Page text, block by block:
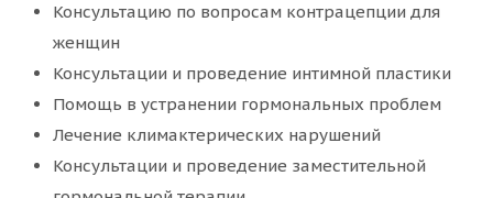
Консультацию по вопросам контрацепции для
женщин
Консультации и проведение интимной пластики
Помощь в устранении гормональных проблем
Лечение климактерических нарушений
Консультации и проведение заместительной